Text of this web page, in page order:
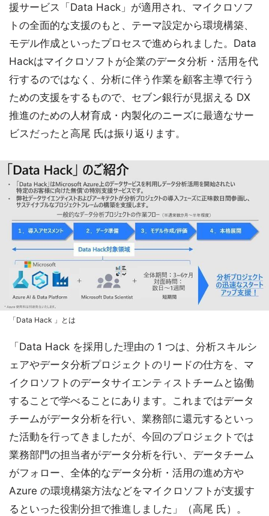
援サービス「Data Hack」が適用され、マイクロソフ
トの全面的な支援のもと、テーマ設定から環境構築、
モデル作成といったプロセスで進められました。Data
Hackはマイクロソフトが企業のデータ分析・活用を代
行するのではなく、分析に伴う作業を顧客主導で行う
ための支援をするもので、セブン銀行が見据える DX
推進のための人材育成・内製化のニーズに最適なサー
ビスだったと高尾 氏は振り返ります。
「Data Hack 」とは
「Data Hack を採用した理由の 1 つは、分析スキルシ
ェアやデータ分析プロジェクトのリードの仕方を、マ
イクロソフトのデータサイエンティストチームと協働
することで学べることにあります。これまではデータ
チームがデータ分析を行い、業務部に還元するといっ
た活動を行ってきましたが、今回のプロジェクトでは
業務部門の担当者がデータ分析を行い、データチーム
がフォロー、全体的なデータ分析・活用の進め方や
Azure の環境構築方法などをマイクロソフトが支援す
るといった役割分担で推進しました」（高尾 氏）。